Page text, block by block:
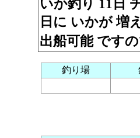
いか釣り 11日
日に いかが 増
出船可能 です
釣り場